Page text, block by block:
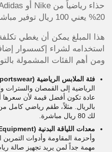
20% يعني 100 ريال توفير مباشر.
هذا المبلغ يمكن أن يغطي
استخدامه لشراء إكسسوار
ومن أهم الفئات المشمولة
فئة الملابس الرياضية (Sportswear)
الرياضية إلى القمصان والسترات
عادة تكون أفضل قيمة لأن سعرها
لك 80 ريال مباشرة.
معدات اللياقة البدنية (Fitness Equipment):
وأحزمة المقاومة وأدوات التمرين
مهمة جداً لمن يريد تجهيز صالة